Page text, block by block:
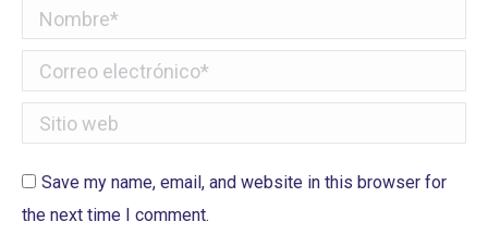
Nombre *
Correo electrónico *
Sitio web
Save my name, email, and website in this browser for
the next time I comment.